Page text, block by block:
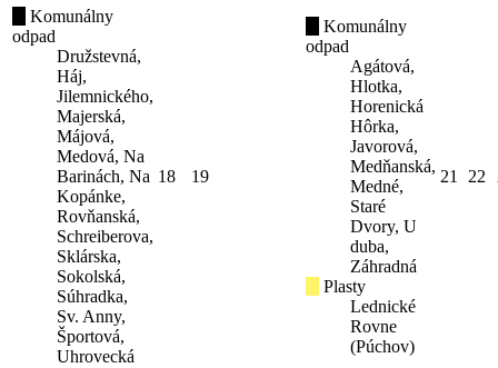
Komunálny
odpad
Družstevná,
Háj,
Jilemnického,
Majerská,
Májová,
Medová, Na
Barinách, Na
Kopánke,
Rovňanská,
Schreiberova,
Sklárska,
Sokolská,
Súhradka,
Sv. Anny,
Športová,
Uhrovecká
18 19
Komunálny
odpad
Agátová,
Hlotka,
Horenická
Hôrka,
Javorová,
Medňanská,
Medné,
Staré
Dvory, U
duba,
Záhradná
Plasty
Lednické
Rovne
(Púchov)
21 22